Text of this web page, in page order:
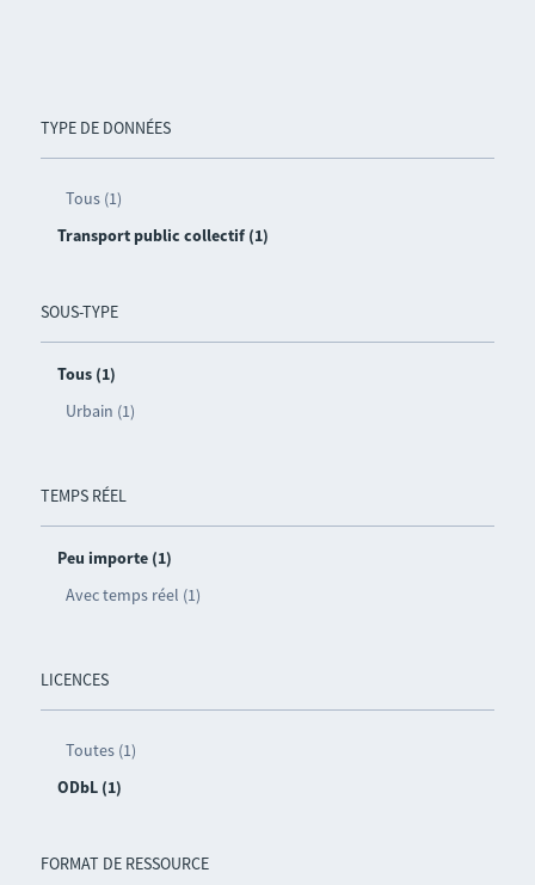
TYPE DE DONNÉES
Tous (1)
Transport public collectif (1)
SOUS-TYPE
Tous (1)
Urbain (1)
TEMPS RÉEL
Peu importe (1)
Avec temps réel (1)
LICENCES
Toutes (1)
ODbL (1)
FORMAT DE RESSOURCE